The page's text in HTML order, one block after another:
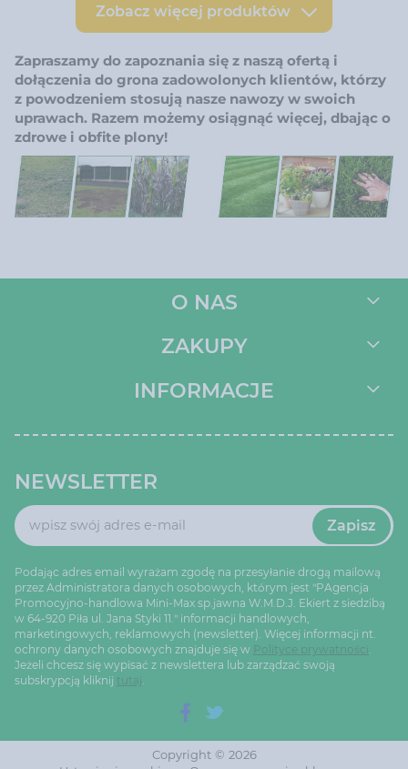
Zobacz więcej produktów
Zapraszamy do zapoznania się z naszą ofertą i
dołączenia do grona zadowolonych klientów, którzy
z powodzeniem stosują nasze nawozy w swoich
uprawach. Razem możemy osiągnąć więcej, dbając o
zdrowe i obfite plony!
O NAS
ZAKUPY
INFORMACJE
NEWSLETTER
Zapisz
Podając adres email wyrażam zgodę na przesyłanie drogą mailową
przez Administratora danych osobowych, którym jest "PAgencja
Promocyjno-handlowa Mini-Max sp.jawna W.M.D.J. Ekiert z siedzibą
w 64-920 Piła ul. Jana Styki 11." informacji handlowych,
marketingowych, reklamowych (newsletter). Więcej informacji nt.
ochrony danych osobowych znajduje się w Polityce prywatności.
Jeżeli chcesz się wypisać z newslettera lub zarządzać swoją
subskrypcją kliknij tutaj.
Copyright © 2026